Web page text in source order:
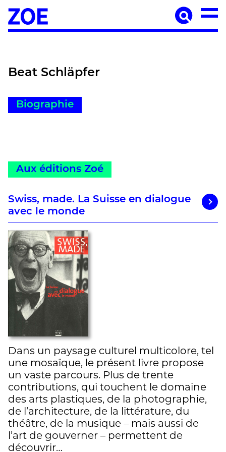
Accueil
À paraître
Auteur·ices
Les éditions Zoé
Manuscrits
Foreign rights
Mentions légales
Newsletter
Beat Schläpfer
Biographie
Aux éditions Zoé
Swiss, made. La Suisse en dialogue
avec le monde
Dans un paysage culturel multicolore, tel
une mosaïque, le présent livre propose
un vaste parcours. Plus de trente
contributions, qui touchent le domaine
des arts plastiques, de la photographie,
de l’architecture, de la littérature, du
théâtre, de la musique – mais aussi de
l’art de gouverner – permettent de
découvrir…